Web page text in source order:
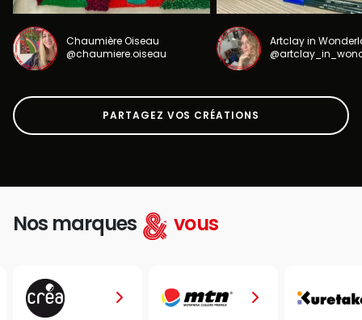
Chaumière Oiseau
@chaumiere.oiseau
Artclay in
PARTAGEZ VOS CRÉATIONS
Nos marques vous